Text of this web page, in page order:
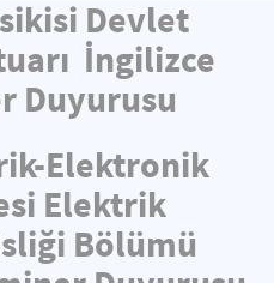
Devlet
İngilizce
Duyurusu
Elektronik
Elektrik
Bölümü